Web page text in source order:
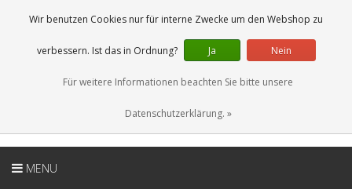
0 Artikel
DE
MENU
Wir benutzen Cookies nur für interne Zwecke um den Webshop zu
verbessern. Ist das in Ordnung? Ja Nein
Für weitere Informationen beachten Sie bitte unsere
Datenschutzerklärung. »